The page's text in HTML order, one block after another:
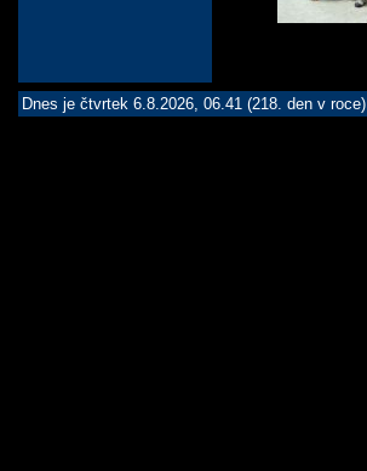
Dnes je čtvrtek 6.8.2026, 06.41 (218. den v roce)